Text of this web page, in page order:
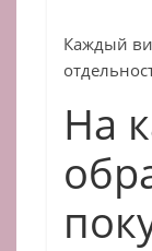
Каждый
На